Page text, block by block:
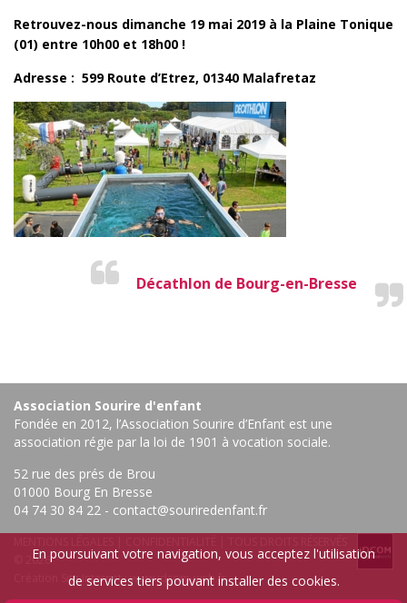
Retrouvez-nous dimanche 19 mai 2019 à la Plaine Tonique
(01) entre 10h00 et 18h00 !
Adresse : 599 Route d’Etrez, 01340 Malafretaz
Décathlon de Bourg-en-Bresse
Association Sourire d'enfant
Fondée en 2012, l’Association Sourire d’Enfant est une
association régie par la loi de 1901 à vocation sociale.
52 rue des prés de Brou
01000 Bourg En Bresse ‎
04 74 30 84 22 - contact@souriredenfant.fr
© 2026
Création Site Internet :www.idcom-web.fr
En poursuivant votre navigation, vous acceptez l'utilisation
de services tiers pouvant installer des cookies.